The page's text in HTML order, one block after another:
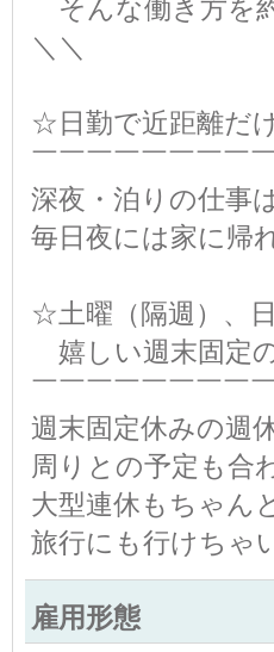
そんな働き方を
＼＼
☆日勤で近距離だ
￣￣￣￣￣￣￣￣
深夜・泊りの仕事
毎日夜には家に帰
☆土曜（隔週）、
嬉しい週末固定
￣￣￣￣￣￣￣￣
週末固定休みの週
周りとの予定も合
大型連休もちゃん
旅行にも行けちゃ
雇用形態